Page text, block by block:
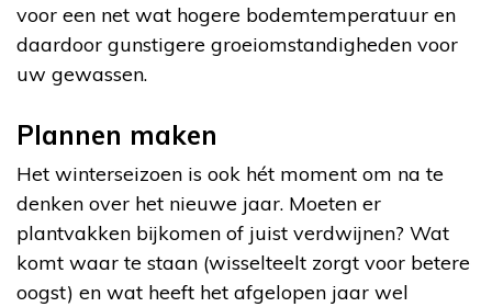
voor een net wat hogere bodemtemperatuur en
daardoor gunstigere groeiomstandigheden voor
uw gewassen.
Plannen maken
Het winterseizoen is ook hét moment om na te
denken over het nieuwe jaar. Moeten er
plantvakken bijkomen of juist verdwijnen? Wat
komt waar te staan (wisselteelt zorgt voor betere
oogst) en wat heeft het afgelopen jaar wel